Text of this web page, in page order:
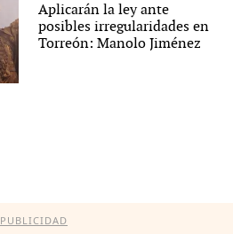
Aplicarán la ley ante
posibles irregularidades en
Torreón: Manolo Jiménez
PUBLICIDAD